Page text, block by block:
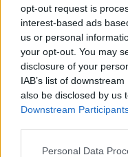
opt-out request is
interest-based ads
us or personal
your opt-out. You may
disclosure of your
IAB’s list of
also be disclosed by us
Downstream
Please note that this
Personal Data